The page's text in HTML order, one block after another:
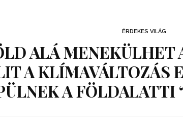
ÉRDEKES VILÁG
ALÁ MENEKÜLHET
A KLÍMAVÁLTOZÁS
A FÖLDALATTI